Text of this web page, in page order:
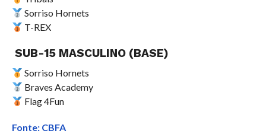
Sorriso Hornets
T-REX
SUB-15 MASCULINO (BASE)
Sorriso Hornets
Braves Academy
Flag 4Fun
Fonte: CBFA